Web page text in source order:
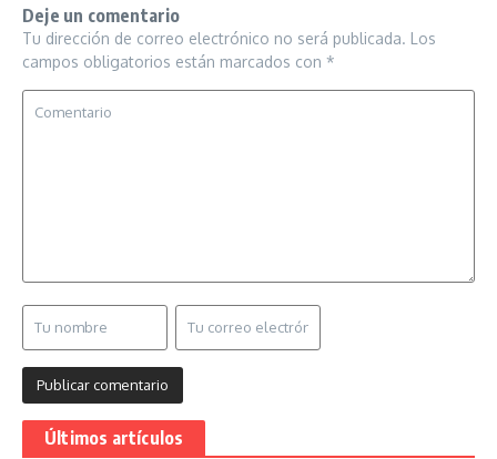
Deje un comentario
Tu dirección de correo electrónico no será publicada. Los
campos obligatorios están marcados con *
Últimos artículos